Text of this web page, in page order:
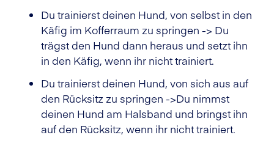
Du trainierst deinen Hund, von selbst in den
Käfig im Kofferraum zu springen -> Du
trägst den Hund dann heraus und setzt ihn
in den Käfig, wenn ihr nicht trainiert.
Du trainierst deinen Hund, von sich aus auf
den Rücksitz zu springen ->Du nimmst
deinen Hund am Halsband und bringst ihn
auf den Rücksitz, wenn ihr nicht trainiert.